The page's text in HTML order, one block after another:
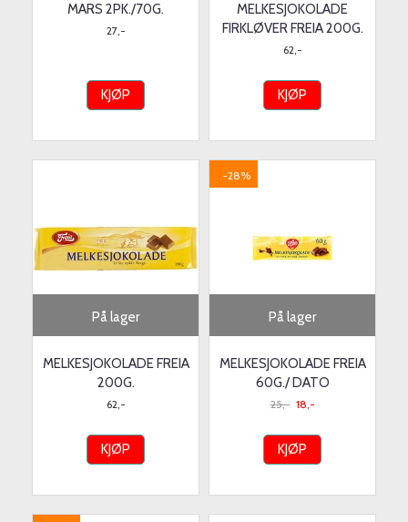
MARS 2PK./70G.
27,-
KJØP
MELKESJOKOLADE
FIRKLØVER FREIA 200G.
62,-
KJØP
På lager
MELKESJOKOLADE FREIA
200G.
62,-
KJØP
På lager
-28%
MELKESJOKOLADE FREIA
60G./ DATO
25,- 18,-
KJØP